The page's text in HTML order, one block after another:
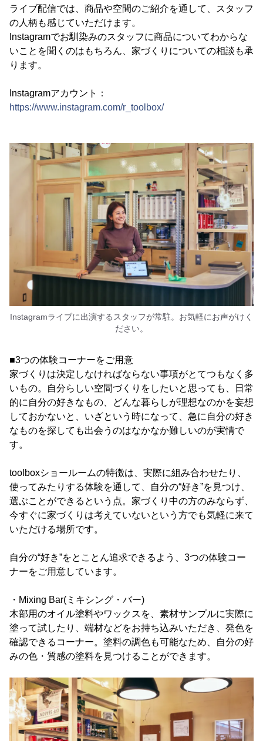
ライブ配信では、商品や空間のご紹介を通して、スタッフ
の人柄も感じていただけます。
Instagramでお馴染みのスタッフに商品についてわからな
いことを聞くのはもちろん、家づくりについての相談も承
ります。
Instagramアカウント：
https://www.instagram.com/r_toolbox/
Instagramライブに出演するスタッフが常駐。お気軽にお声がけく
ださい。
■3つの体験コーナーをご用意
家づくりは決定しなければならない事項がとてつもなく多
いもの。自分らしい空間づくりをしたいと思っても、日常
的に自分の好きなもの、どんな暮らしが理想なのかを妄想
しておかないと、いざという時になって、急に自分の好き
なものを探しても出会うのはなかなか難しいのが実情で
す。
toolboxショールームの特徴は、実際に組み合わせたり、
使ってみたりする体験を通して、自分の“好き”を見つけ、
選ぶことができるという点。家づくり中の方のみならず、
今すぐに家づくりは考えていないという方でも気軽に来て
いただける場所です。
自分の“好き”をとことん追求できるよう、3つの体験コー
ナーをご用意しています。
・Mixing Bar(ミキシング・バー)
木部用のオイル塗料やワックスを、素材サンプルに実際に
塗って試したり、端材などをお持ち込みいただき、発色を
確認できるコーナー。塗料の調色も可能なため、自分の好
みの色・質感の塗料を見つけることができます。